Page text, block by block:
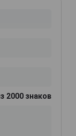
2000 знаков